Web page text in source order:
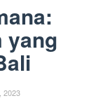
yang
2023